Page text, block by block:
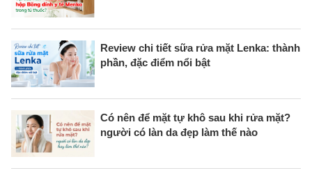
Review chi tiết sữa rửa mặt Lenka: thành
phần, đặc điểm nổi bật
Có nên để mặt tự khô sau khi rửa mặt?
người có làn da đẹp làm thế nào